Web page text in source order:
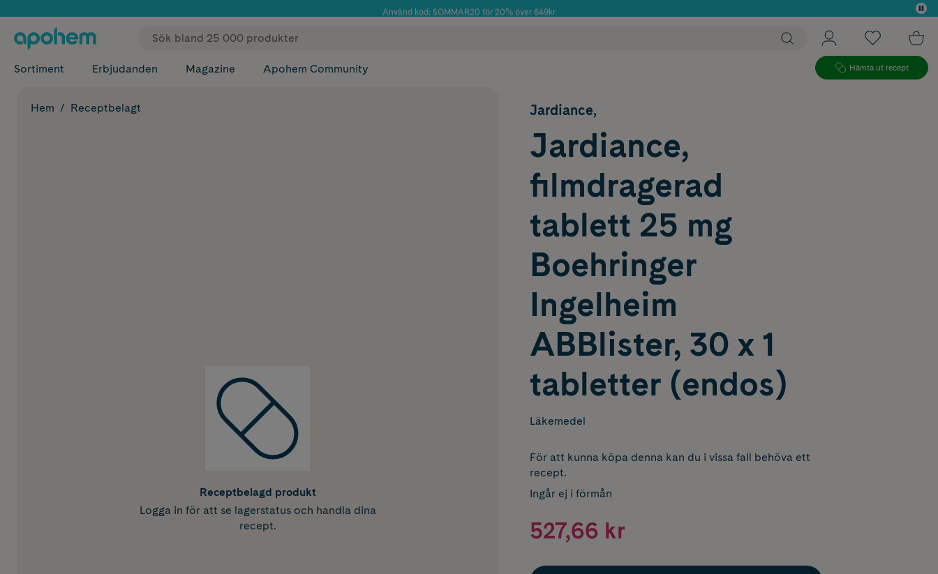
Använd kod: SOMMAR20 för 20% över 649kr
✓ Fri frakt
Sortiment Erbjudanden Magazine Apohem Community Hämta ut recept
Hem Receptbelagt
Receptbelagd produkt
Logga in för att se lagerstatus och handla dina
recept.
Jardiance,
Jardiance,
filmdragerad
tablett 25 mg
Boehringer
Ingelheim
ABBlister, 30 x 1
tabletter (endos)
Läkemedel
För att kunna köpa denna kan du i vissa fall behöva ett
recept.
Ingår ej i förmån
527,66 kr